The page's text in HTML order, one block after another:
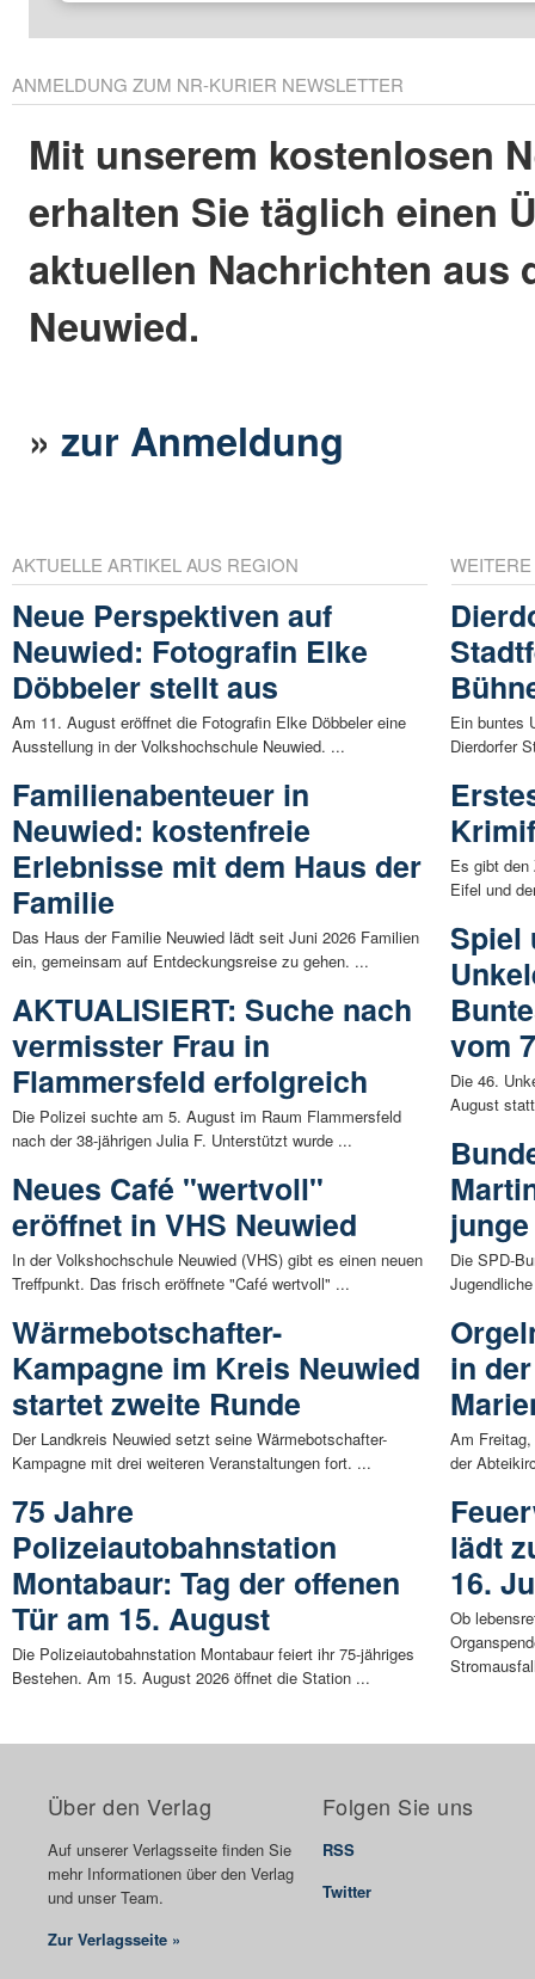
ANMELDUNG ZUM NR-KURIER NEWSLETTER
Mit unserem kostenlosen
erhalten Sie täglich einen
aktuellen Nachrichten aus
Neuwied.
»zur Anmeldung
AKTUELLE ARTIKEL AUS REGION
Neue Perspektiven auf
Neuwied: Fotografin Elke
Döbbeler stellt aus
Am 11. August eröffnet die Fotografin Elke Döbbeler eine
Ausstellung in der Volkshochschule Neuwied. ...
Familienabenteuer in
Neuwied: kostenfreie
Erlebnisse mit dem Haus der
Familie
Das Haus der Familie Neuwied lädt seit Juni 2026 Familien
ein, gemeinsam auf Entdeckungsreise zu gehen. ...
AKTUALISIERT: Suche nach
vermisster Frau in
Flammersfeld erfolgreich
Die Polizei suchte am 5. August im Raum Flammersfeld
nach der 38-jährigen Julia F. Unterstützt wurde ...
Neues Café "wertvoll"
eröffnet in VHS Neuwied
In der Volkshochschule Neuwied (VHS) gibt es einen neuen
Treffpunkt. Das frisch eröffnete "Café wertvoll" ...
Wärmebotschafter-
Kampagne im Kreis Neuwied
startet zweite Runde
Der Landkreis Neuwied setzt seine Wärmebotschafter-
Kampagne mit drei weiteren Veranstaltungen fort. ...
75 Jahre
Polizeiautobahnstation
Montabaur: Tag der offenen
Tür am 15. August
Die Polizeiautobahnstation Montabaur feiert ihr 75-jähriges
Bestehen. Am 15. August 2026 öffnet die Station ...
Ein buntes
Dierdorfer
Es gibt den
Eifel und
Spiel
vom
Die 46.
August
Die SPD-
in
Am
der
lädt
16.
Ob
Über den Verlag
Auf unserer Verlagsseite finden Sie
mehr Informationen über den Verlag
und unser Team.
Zur Verlagsseite »
Folgen Sie uns
RSS
Twitter